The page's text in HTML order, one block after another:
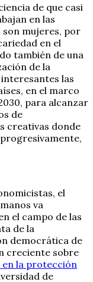
de que casi
en las
mujeres, por
en el
también de una
de la
las
en el marco
para alcanzar
de
creativas donde
el
va
el campo de las
de la
democrática de
creciente sobre
en la protección
de